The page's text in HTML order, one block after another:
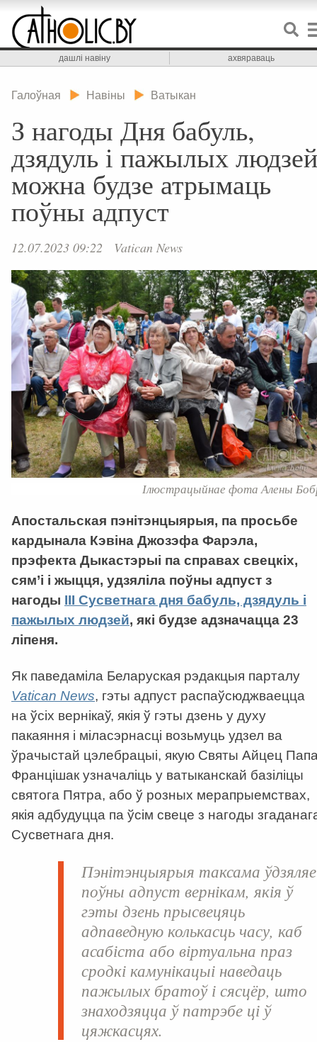
дашлі навіну ахвяраваць
Галоўная Навіны Ватыкан
З нагоды Дня бабуль,
дзядуль і пажылых людзей
можна будзе атрымаць
поўны адпуст
12.07.2023 09:22 Vatican News
Ілюстрацыйнае фота Алены
Апостальская пэнітэнцыярыя, па просьбе
кардынала Кэвіна Джозэфа Фарэла,
прэфекта Дыкастэрыі па справах свецкіх,
сям’і і жыцця, удзяліла поўны адпуст з
нагоды ІІІ Сусветнага дня бабуль, дзядуль і
пажылых людзей, які будзе адзначацца 23
ліпеня.
Як паведаміла Беларуская рэдакцыя парталу
Vatican News, гэты адпуст распаўсюджваецца
на ўсіх вернікаў, якія ў гэты дзень у духу
пакаяння і міласэрнасці возьмуць удзел ва
ўрачыстай цэлебрацыі, якую Святы Айцец
Францішак узначаліць у ватыканскай базіліцы
святога Пятра, або ў розных мерапрыемствах,
якія адбудуцца па ўсім свеце з нагоды
Сусветнага дня.
Пэнітэнцыярыя таксама ўдзяляе
поўны адпуст вернікам, якія ў
гэты дзень прысвецяць
адпаведную колькасць часу, каб
асабіста або віртуальна праз
сродкі камунікацыі наведаць
пажылых братоў і сясцёр, што
знаходзяцца ў патрэбе ці ў
цяжкасцях.